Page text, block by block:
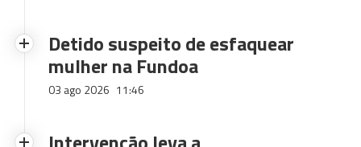
Detido suspeito de esfaquear
mulher na Fundoa
03 ago 2026 11:46